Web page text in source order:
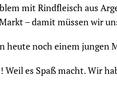
mit Rindfleisch aus
– damit müssen wir
heute noch einem jungen
Weil es Spaß macht. Wir